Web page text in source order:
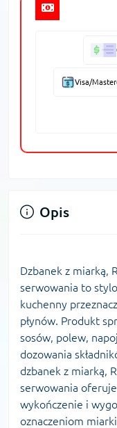
Visa/
Opis
Dzbanek z miarką,
serwowania to
kuchenny
płynów. Produkt
sosów, polew,
dozowania
dzbanek z miarką,
serwowania
wykończenie i
oznaczeniom